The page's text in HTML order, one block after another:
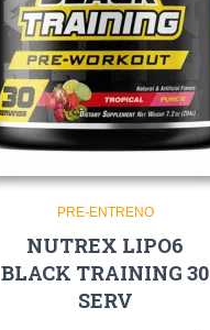
PRE-ENTRENO
NUTREX LIPO6
BLACK TRAINING 30
SERV